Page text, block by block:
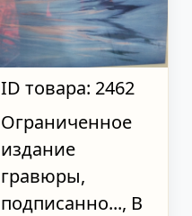
ID товара: 2462
Ограниченное
издание
гравюры,
подписанно..., В